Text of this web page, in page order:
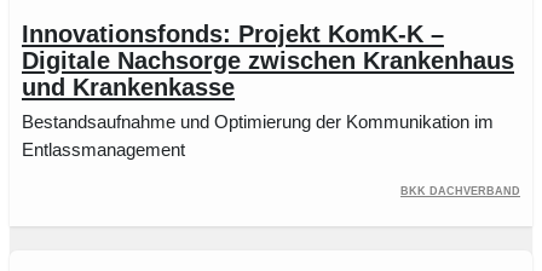
Innovationsfonds: Projekt KomK-K –
Digitale Nachsorge zwischen Krankenhaus
und Krankenkasse
Bestandsaufnahme und Optimierung der Kommunikation im
Entlassmanagement
BKK Dachverband